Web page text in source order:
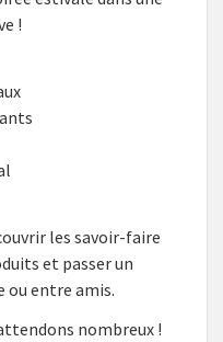
!
les savoir-faire
et passer un
entre amis.
nombreux !